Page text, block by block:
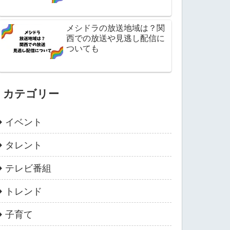
メシドラの放送地域は？関
西での放送や見逃し配信に
ついても
カテゴリー
イベント
タレント
テレビ番組
トレンド
子育て